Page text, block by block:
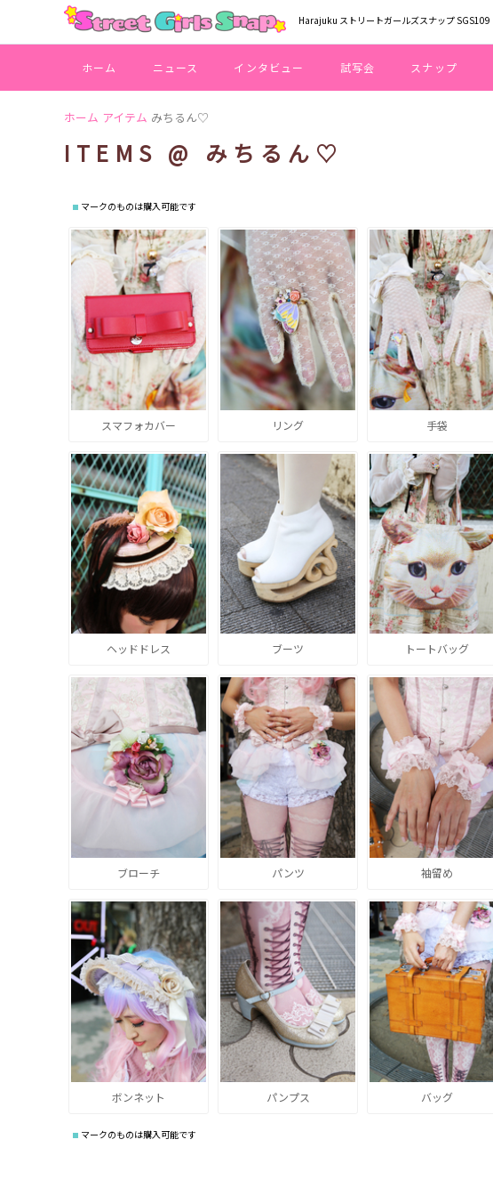
Harajuku ストリートガールズスナップ SGS109
ホーム ニュース インタビュー 試写会 スナップ
ホーム アイテム みちるん♡
ITEMS @ みちるん♡
マークのものは購入可能です
スマフォカバー リング 手袋
ヘッドドレス ブーツ トートバッグ
ブローチ パンツ 袖留め
ボンネット パンプス バッグ
マークのものは購入可能です